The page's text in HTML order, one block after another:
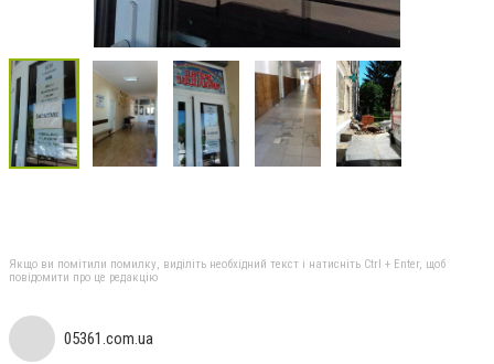
Якщо ви помітили помилку, виділіть необхідний текст і натисніть Ctrl + Enter, щоб
повідомити про це редакцію
05361.com.ua